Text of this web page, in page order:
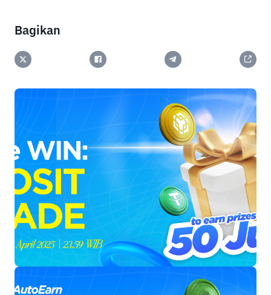
Bagikan